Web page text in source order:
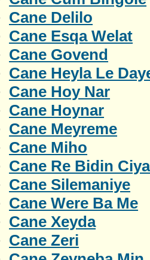
Cane Delilo
Cane Esqa Welat
Cane Govend
Cane Heyla Le
Cane Hoy Nar
Cane Hoynar
Cane Meyreme
Cane Miho
Cane Re Bidin
Cane Silemaniye
Cane Were Ba Me
Cane Xeyda
Cane Zeri